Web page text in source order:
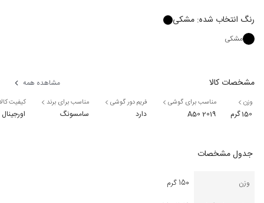
رنگ انتخاب شده: مشکی
مشکی
مشخصات کالا مشاهده همه
وزن
150 گرم
مناسب برای گوشی
A50 2019
فریم دور گوشی
دارد
مناسب برای برند
سامسونگ
کیفیت کالا
جدول مشخصات
وزن
150 گرم